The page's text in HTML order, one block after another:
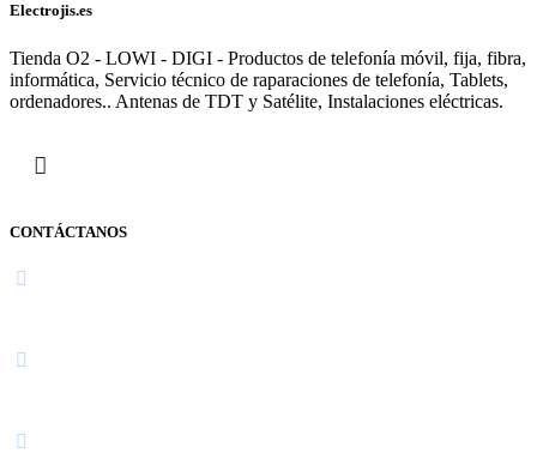
Electrojis.es
Tienda O2 - LOWI - DIGI - Productos de telefonía móvil, fija, fibra,
informática, Servicio técnico de raparaciones de telefonía, Tablets,
ordenadores.. Antenas de TDT y Satélite, Instalaciones eléctricas.
CONTÁCTANOS